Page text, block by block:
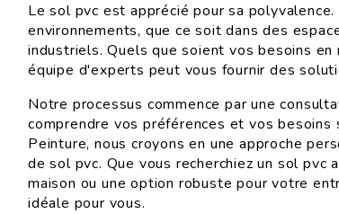
Le sol pvc est apprécié pour sa
environnements, que ce soit dans des
industriels. Quels que soient vos besoins
équipe d'experts peut vous fournir des
Notre processus commence par une
comprendre vos préférences et vos besoins
Peinture, nous croyons en une approche
de sol pvc. Que vous recherchiez un sol pvc
maison ou une option robuste pour votre
idéale pour vous.